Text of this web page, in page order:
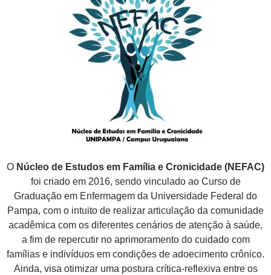
O Núcleo de Estudos em Família e Cronicidade (NEFAC)
foi criado em 2016, sendo vinculado ao Curso de
Graduação em Enfermagem da Universidade Federal do
Pampa, com o intuito de realizar articulação da comunidade
acadêmica com os diferentes cenários de atenção à saúde,
a fim de repercutir no aprimoramento do cuidado com
famílias e indivíduos em condições de adoecimento crônico.
Ainda, visa otimizar uma postura crítica-reflexiva entre os